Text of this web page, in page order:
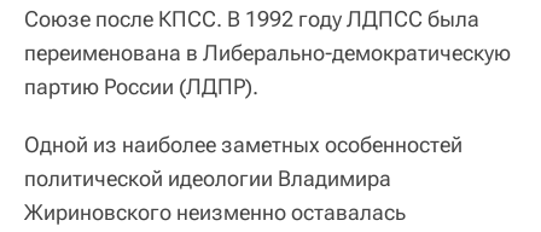
Союзе после КПСС. В 1992 году ЛДПСС была
переименована в Либерально-демократическую
партию России (ЛДПР).
Одной из наиболее заметных особенностей
политической идеологии Владимира
Жириновского неизменно оставалась